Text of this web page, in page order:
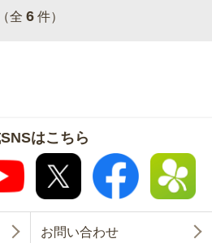
（全 6 件）
はこちら
お問い合わせ